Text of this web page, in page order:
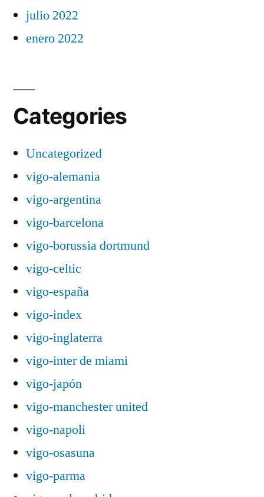
julio 2022
enero 2022
Categories
Uncategorized
vigo-alemania
vigo-argentina
vigo-barcelona
vigo-borussia dortmund
vigo-celtic
vigo-españa
vigo-index
vigo-inglaterra
vigo-inter de miami
vigo-japón
vigo-manchester united
vigo-napoli
vigo-osasuna
vigo-parma